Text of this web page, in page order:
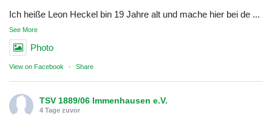
Ich heiße Leon Heckel bin 19 Jahre alt und mache hier bei de ...
See More
Photo
View on Facebook · Share
TSV 1889/06 Immenhausen e.V.
4 Tage zuvor